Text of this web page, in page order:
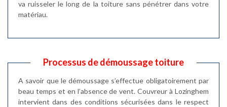
va ruisseler le long de la toiture sans pénétrer dans votre
matériau.
Processus de démoussage toiture
A savoir que le démoussage s’effectue obligatoirement par
beau temps et en l’absence de vent. Couvreur à Lozinghem
intervient dans des conditions sécurisées dans le respect